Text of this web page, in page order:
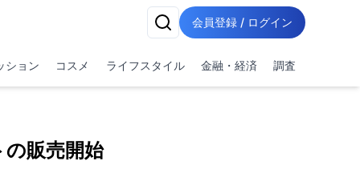
会員登録 / ログイン
ション コスメ ライフスタイル 金融・経済 調査
の販売開始